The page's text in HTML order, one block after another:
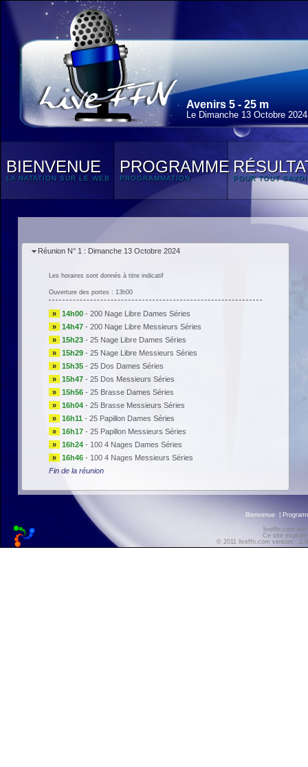
Avenirs 5 - 25 m
Le Dimanche 13 Octobre 2024
BIENVENUE
LA NATATION SUR LE WEB
PROGRAMME
PROGRAMMATION POUR TOUT
Réunion N° 1 : Dimanche 13 Octobre 2024
Les horaires sont donnés à titre indicatif
Ouverture des portes : 13h00
» 14h00- 200 Nage Libre Dames Séries
»
14h47- 200 Nage Libre Messieurs Séries
»
15h23- 25 Nage Libre Dames Séries
»
15h29- 25 Nage Libre Messieurs Séries
»
15h35- 25 Dos Dames Séries
»
15h47- 25 Dos Messieurs Séries
»
15h56- 25 Brasse Dames Séries
»
16h04- 25 Brasse Messieurs Séries
»
16h11 - 25 Papillon Dames Séries
»
16h17- 25 Papillon Messieurs Séries
»
16h24- 100 4 Nages Dames Séries
»
16h46- 100 4 Nages Messieurs Séries
Fin de la réunion
Bienvenue
liveffn.com est
Ce site
© 2011 liveffn.com version :